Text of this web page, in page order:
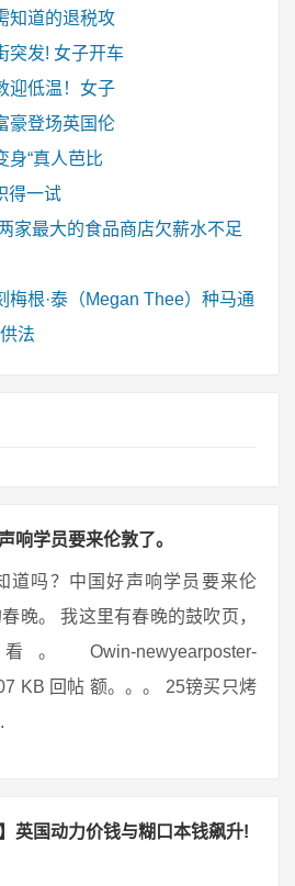
知道的退税攻
突发! 女子开车
迎低温！女子
豪登场英国伦
身“真人芭比
得一试
家最大的食品商店欠薪水不足
梅根·泰（Megan Thee）种马通
法
响学员要来伦敦了。
道吗？中国好声响学员要来伦
晚。 我这里有春晚的鼓吹页，
Owin-newyearposter-
KB 回帖 额。。。 25镑买只烤
】英国动力价钱与糊口本钱飙升!